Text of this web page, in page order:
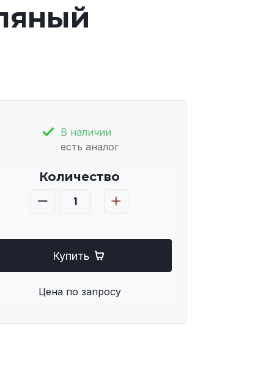
В наличии
есть аналог
Количество
Купить
Цена по запросу